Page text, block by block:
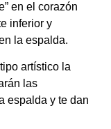
en el corazón
inferior y
la espalda.
artístico la
las
espalda y te dan